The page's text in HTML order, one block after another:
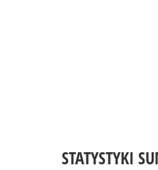
STATYSTYKI